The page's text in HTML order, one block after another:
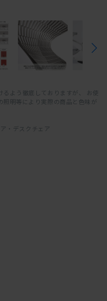
よう徹底しておりますが、 お使
照明等により実際の商品と色味が
・デスクチェア